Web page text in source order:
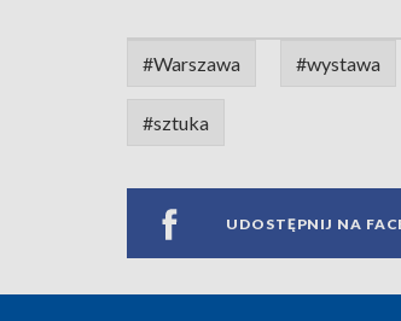
#Warszawa #wystawa
#sztuka
UDOSTĘPNIJ NA